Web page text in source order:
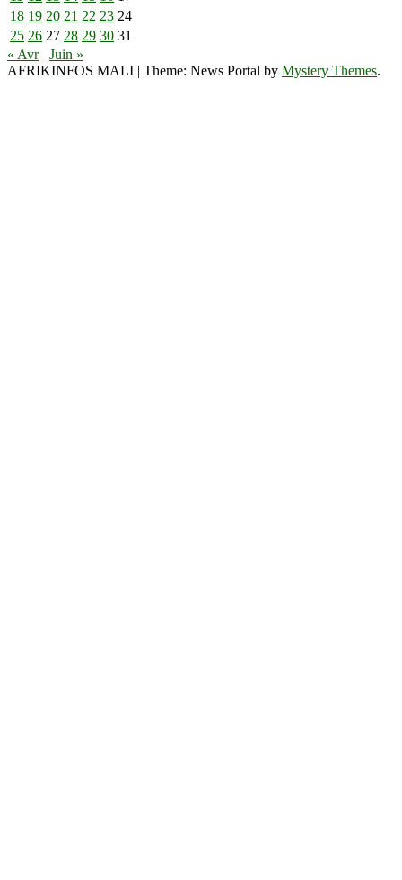
18 19 20 21 22 23 24
25 26 27 28 29 30 31
« Avr
Juin »
AFRIKINFOS MALI | Theme: News Portal by Mystery Themes.